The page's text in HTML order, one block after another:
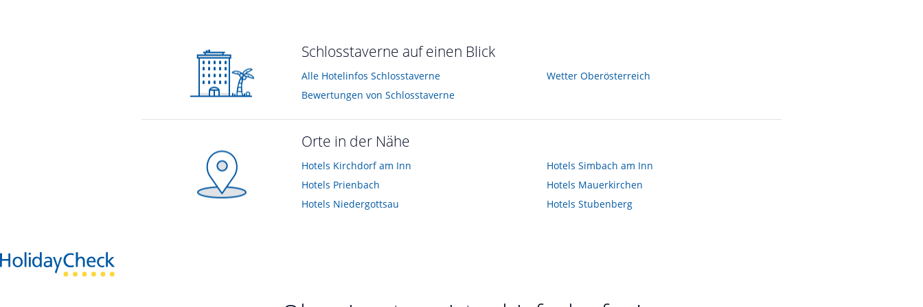
Schlosstaverne auf einen Blick
Alle Hotelinfos Schlosstaverne
Bewertungen von Schlosstaverne
Wetter Oberösterreich
Orte in der Nähe
Hotels Kirchdorf am Inn
Hotels Prienbach
Hotels Niedergottsau
Hotels Simbach am Inn
Hotels Mauerkirchen
Hotels Stubenberg